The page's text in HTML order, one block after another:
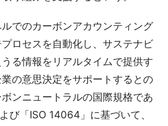
でのカーボンアカウンティング
プロセスを自動化し、サステナビ
る情報をリアルタイムで提供す
の意思決定をサポートするとの
ンニュートラルの国際規格であ
び「ISO 14064」に基づいて、